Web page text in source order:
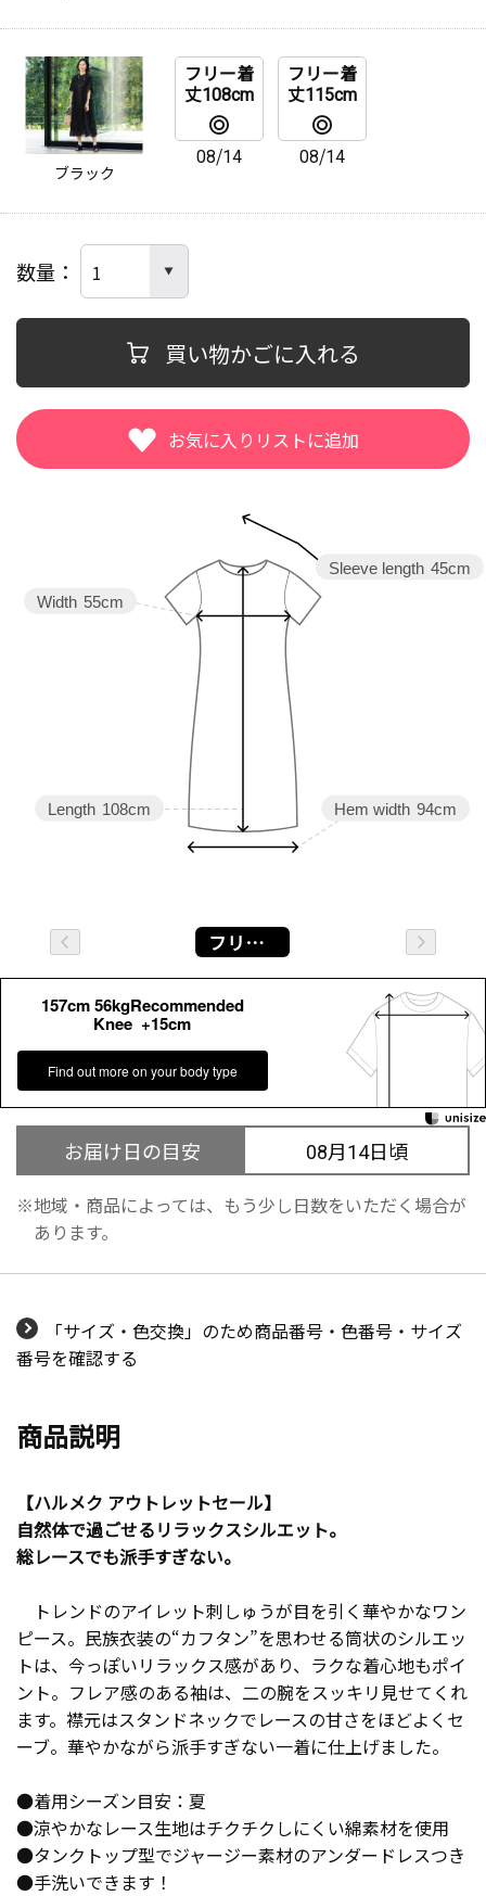
ブラック
フリー着
丈108cm
08/14
フリー着
丈115cm
08/14
数量
買い物かごに入れる
Hem width 94cm
Sleeve length 45cm
Length 108cm
Width 55cm
フリー着丈108cm
157cm 56kgRecommended
Knee +15cm
Find out more on your body type
お届け日の目安 08月14日頃
地域・商品によっては、もう少し日数をいただく場合が
あります。
「サイズ・色交換」のため商品番号・色番号・サイズ
番号を確認する
商品説明
【ハルメク アウトレットセール】
自然体で過ごせるリラックスシルエット。
総レースでも派手すぎない。
トレンドのアイレット刺しゅうが目を引く華やかなワン
ピース。民族衣装の“カフタン”を思わせる筒状のシルエッ
トは、今っぽいリラックス感があり、ラクな着心地もポイ
ント。フレア感のある袖は、二の腕をスッキリ見せてくれ
ます。襟元はスタンドネックでレースの甘さをほどよくセ
ーブ。華やかながら派手すぎない一着に仕上げました。
●着用シーズン目安：夏
●涼やかなレース生地はチクチクしにくい綿素材を使用
●タンクトップ型でジャージー素材のアンダードレスつき
●手洗いできます！